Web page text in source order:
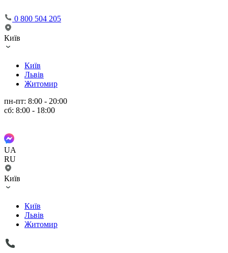
0 800 504 205
Київ
Київ
Львів
Житомир
пн-пт: 8:00 - 20:00
сб: 8:00 - 18:00
UA
RU
Київ
Київ
Львів
Житомир